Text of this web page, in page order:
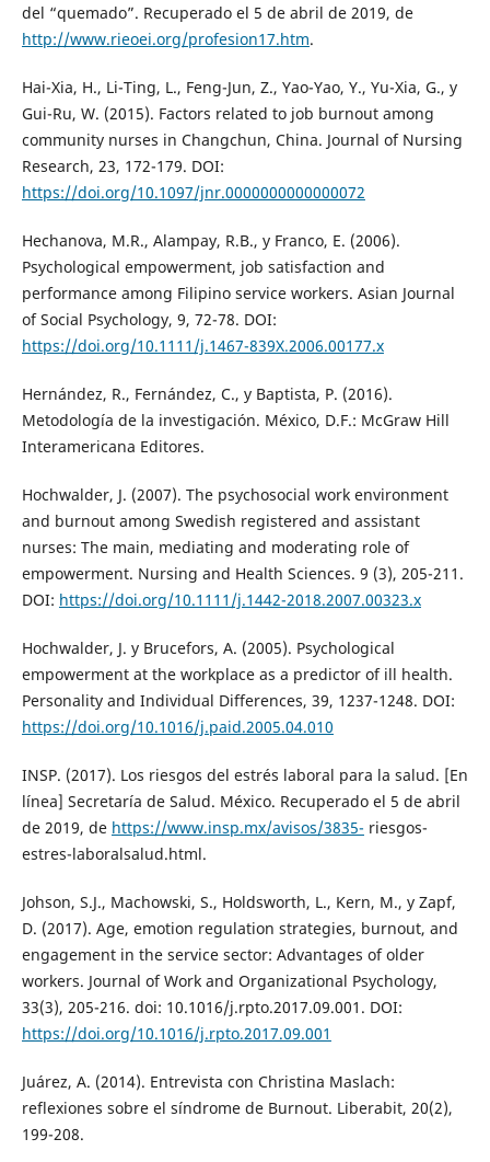
del “quemado”. Recuperado el 5 de abril de 2019, de
http://www.rieoei.org/profesion17.htm.
Hai-Xia, H., Li-Ting, L., Feng-Jun, Z., Yao-Yao, Y., Yu-Xia, G., y
Gui-Ru, W. (2015). Factors related to job burnout among
community nurses in Changchun, China. Journal of Nursing
Research, 23, 172-179. DOI:
https://doi.org/10.1097/jnr.0000000000000072
Hechanova, M.R., Alampay, R.B., y Franco, E. (2006).
Psychological empowerment, job satisfaction and
performance among Filipino service workers. Asian Journal
of Social Psychology, 9, 72-78. DOI:
https://doi.org/10.1111/j.1467-839X.2006.00177.x
Hernández, R., Fernández, C., y Baptista, P. (2016).
Metodología de la investigación. México, D.F.: McGraw Hill
Interamericana Editores.
Hochwalder, J. (2007). The psychosocial work environment
and burnout among Swedish registered and assistant
nurses: The main, mediating and moderating role of
empowerment. Nursing and Health Sciences. 9 (3), 205-211.
DOI: https://doi.org/10.1111/j.1442-2018.2007.00323.x
Hochwalder, J. y Brucefors, A. (2005). Psychological
empowerment at the workplace as a predictor of ill health.
Personality and Individual Differences, 39, 1237-1248. DOI:
https://doi.org/10.1016/j.paid.2005.04.010
INSP. (2017). Los riesgos del estrés laboral para la salud. [En
línea] Secretaría de Salud. México. Recuperado el 5 de abril
de 2019, de https://www.insp.mx/avisos/3835- riesgos-
estres-laboralsalud.html.
Johson, S.J., Machowski, S., Holdsworth, L., Kern, M., y Zapf,
D. (2017). Age, emotion regulation strategies, burnout, and
engagement in the service sector: Advantages of older
workers. Journal of Work and Organizational Psychology,
33(3), 205-216. doi: 10.1016/j.rpto.2017.09.001. DOI:
https://doi.org/10.1016/j.rpto.2017.09.001
Juárez, A. (2014). Entrevista con Christina Maslach:
reflexiones sobre el síndrome de Burnout. Liberabit, 20(2),
199-208.